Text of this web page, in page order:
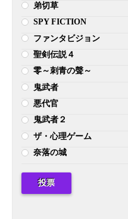
弟切草
SPY FICTION
ファンタビジョン
聖剣伝説４
零～刺青の聲～
鬼武者
悪代官
鬼武者２
ザ・心理ゲーム
奈落の城